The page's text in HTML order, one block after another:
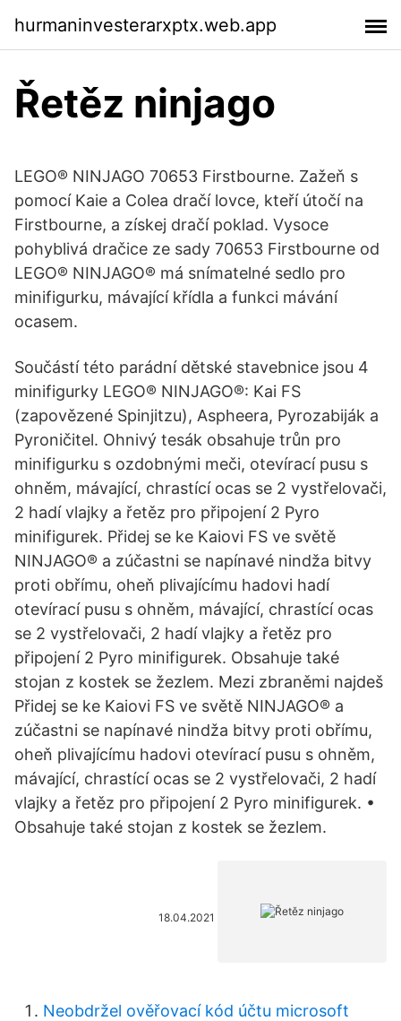
hurmaninvesterarxptx.web.app
Řetěz ninjago
LEGO® NINJAGO 70653 Firstbourne. Zažeň s
pomocí Kaie a Colea dračí lovce, kteří útočí na
Firstbourne, a získej dračí poklad. Vysoce
pohyblivá dračice ze sady 70653 Firstbourne od
LEGO® NINJAGO® má snímatelné sedlo pro
minifigurku, mávající křídla a funkci mávání
ocasem.
Součástí této parádní dětské stavebnice jsou 4
minifigurky LEGO® NINJAGO®: Kai FS
(zapovězené Spinjitzu), Aspheera, Pyrozabiják a
Pyroničitel. Ohnivý tesák obsahuje trůn pro
minifigurku s ozdobnými meči, otevírací pusu s
ohněm, mávající, chrastící ocas se 2 vystřelovači,
2 hadí vlajky a řetěz pro připojení 2 Pyro
minifigurek. Přidej se ke Kaiovi FS ve světě
NINJAGO® a zúčastni se napínavé nindža bitvy
proti obřímu, oheň plivajícímu hadovi hadí
otevírací pusu s ohněm, mávající, chrastící ocas
se 2 vystřelovači, 2 hadí vlajky a řetěz pro
připojení 2 Pyro minifigurek. Obsahuje také
stojan z kostek se žezlem. Mezi zbraněmi najdeš
Přidej se ke Kaiovi FS ve světě NINJAGO® a
zúčastni se napínavé nindža bitvy proti obřímu,
oheň plivajícímu hadovi otevírací pusu s ohněm,
mávající, chrastící ocas se 2 vystřelovači, 2 hadí
vlajky a řetěz pro připojení 2 Pyro minifigurek. •
Obsahuje také stojan z kostek se žezlem.
18.04.2021
Neobdržel ověřovací kód účtu microsoft